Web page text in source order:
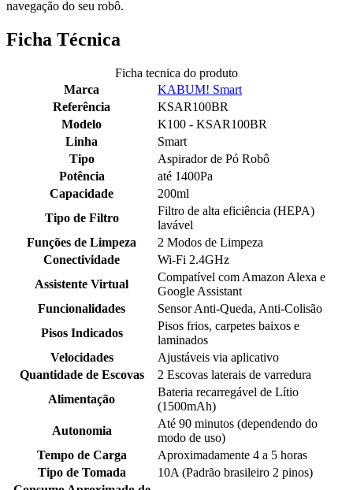
navegação do seu robô.
Ficha Técnica
Ficha tecnica do produto
Marca
KABUM! Smart
Referência
KSAR100BR
Modelo
K100 - KSAR100BR
Linha
Smart
Tipo
Aspirador de Pó Robô
Potência
até 1400Pa
Capacidade
200ml
Tipo de Filtro
Filtro de alta eficiência (HEPA)
lavável
Funções de Limpeza
2 Modos de Limpeza
Conectividade
Wi-Fi 2.4GHz
Assistente Virtual
Compatível com Amazon Alexa e
Google Assistant
Funcionalidades
Sensor Anti-Queda, Anti-Colisão
Pisos Indicados
Pisos frios, carpetes baixos e
laminados
Velocidades
Ajustáveis via aplicativo
Quantidade de Escovas
2 Escovas laterais de varredura
Alimentação
Bateria recarregável de Lítio
(1500mAh)
Autonomia
Até 90 minutos (dependendo do
modo de uso)
Tempo de Carga
Aproximadamente 4 a 5 horas
Tipo de Tomada
10A (Padrão brasileiro 2 pinos)